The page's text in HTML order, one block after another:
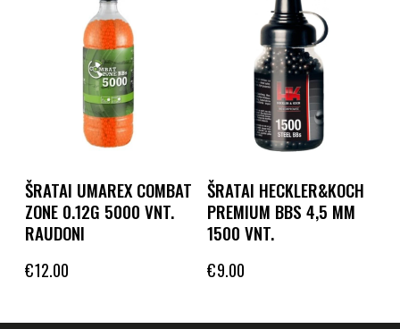
ŠRATAI UMAREX COMBAT
ZONE 0.12G 5000 VNT.
RAUDONI
€12.00
ŠRATAI HECKLER&KOCH
PREMIUM BBS 4,5 MM
1500 VNT.
€9.00